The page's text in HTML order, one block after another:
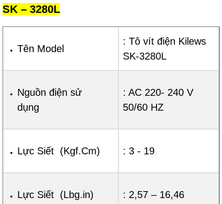
SK – 3280L
Tên Model
: Tô vít điện Kilews
SK-3280L
Nguồn điện sử
dụng
: AC 220- 240 V
50/60 HZ
Lực Siết (Kgf.Cm) : 3 - 19
Lực Siết (Lbg.in) : 2,57 – 16,46